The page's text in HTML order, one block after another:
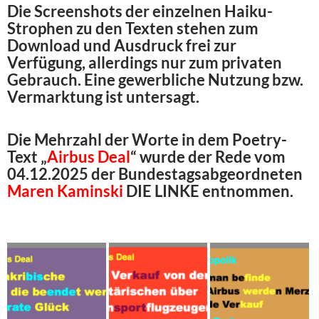
Die Screenshots der einzelnen Haiku-
Strophen zu den Texten stehen zum
Download und Ausdruck frei zur
Verfügung, allerdings nur zum privaten
Gebrauch. Eine gewerbliche Nutzung bzw.
Vermarktung ist untersagt.
Die Mehrzahl der Worte in dem Poetry-
Text „Airbus Deal“ wurde der Rede vom
04.12.2025 der Bundestagsabgeordneten
Maren Kaminski DIE LINKE entnommen.